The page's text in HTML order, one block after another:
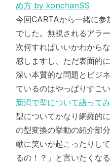
め方 by konchanSS
今回CARTAから一緒に
でした。無視されるアラ
次何すればいいかわから
感しますし、ただ表面的
深い本質的な問題とビジ
ているのはやっぱりすご
新潟で型について語って
型についてかなり網羅的
の型変換の挙動の紹介部
動に笑いが起こったりし
るの！？」と言いたくな